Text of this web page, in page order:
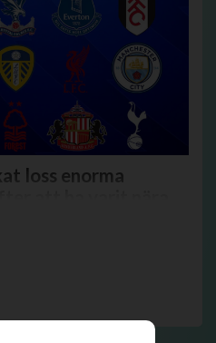
loss enorma